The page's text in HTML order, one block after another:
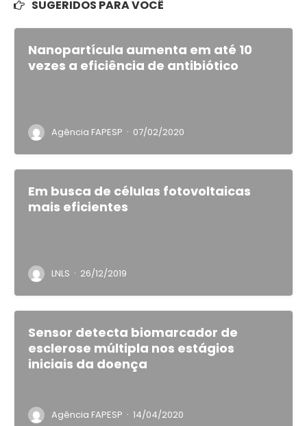
SUGERIDOS PARA VOCÊ
Nanopartícula aumenta em até 10
vezes a eficiência de antibiótico
Agência FAPESP · 07/02/2020
Em busca de células fotovoltaicas
mais eficientes
LNLS · 26/12/2019
Sensor detecta biomarcador de
esclerose múltipla nos estágios
iniciais da doença
Agência FAPESP · 14/04/2020